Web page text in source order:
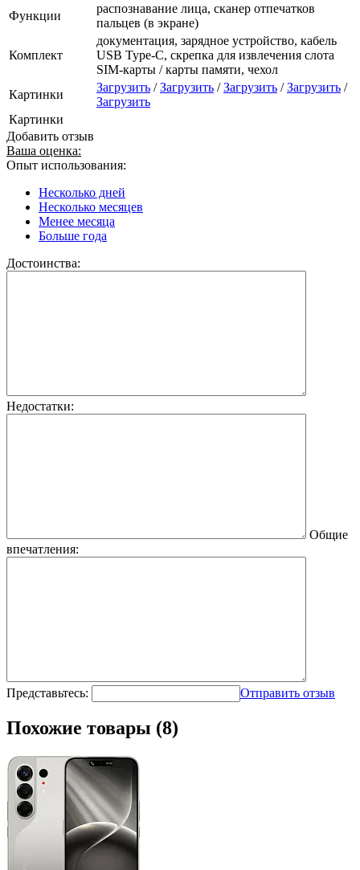
Функции
распознавание лица, сканер отпечатков
пальцев (в экране)
Комплект
документация, зарядное устройство, кабель
USB Type-C, скрепка для извлечения слота
SIM-карты / карты памяти, чехол
Картинки
Загрузить /Загрузить /Загрузить /Загрузить /
Загрузить
Картинки
Добавить отзыв
Ваша оценка:
Опыт использования:
Несколько дней
Несколько месяцев
Менее месяца
Больше года
Достоинства:
Недостатки:
Общие
впечатления:
Представьтесь: Отправить отзыв
Похожие товары (8)